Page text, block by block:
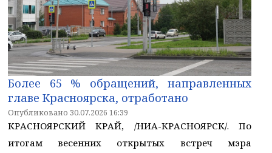
Более 65 % обращений, направленных
главе Красноярска, отработано
Опубликовано 30.07.2026 16:39
КРАСНОЯРСКИЙ КРАЙ, /НИА-КРАСНОЯРСК/. По
итогам весенних открытых встреч мэра